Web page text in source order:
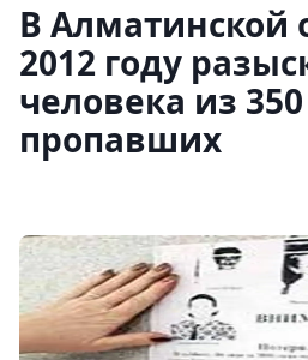
В Алматинской
2012 году
человека из
пропавших